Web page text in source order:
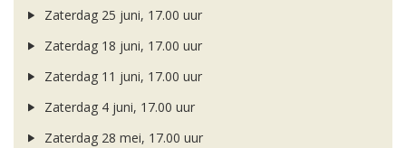
Zaterdag 25 juni, 17.00 uur
Zaterdag 18 juni, 17.00 uur
Zaterdag 11 juni, 17.00 uur
Zaterdag 4 juni, 17.00 uur
Zaterdag 28 mei, 17.00 uur